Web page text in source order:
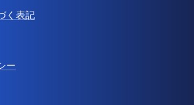
く表記
ー